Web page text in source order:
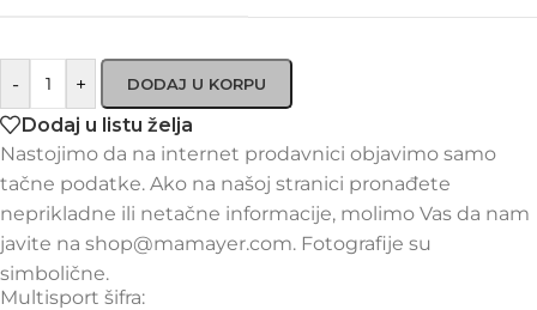
- + DODAJ U KORPU
Dodaj u listu želja
Nastojimo da na internet prodavnici objavimo samo
tačne podatke. Ako na našoj stranici pronađete
neprikladne ili netačne informacije, molimo Vas da nam
javite na shop@mamayer.com. Fotografije su
simbolične.
Multisport šifra: